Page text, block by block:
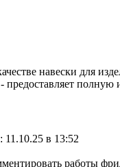
навески для
предоставляет
в 13:52
работы